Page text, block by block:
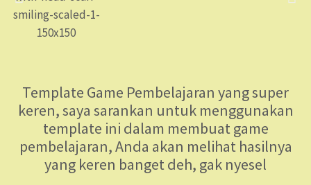
Template Game Pembelajaran yang super
keren, saya sarankan untuk menggunakan
template ini dalam membuat game
pembelajaran, Anda akan melihat hasilnya
yang keren banget deh, gak nyesel